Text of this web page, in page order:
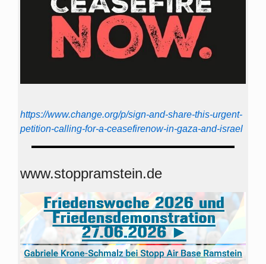
https://www.change.org/p/sign-and-share-this-urgent-
petition-calling-for-a-ceasefirenow-in-gaza-and-israel
www.stoppramstein.de